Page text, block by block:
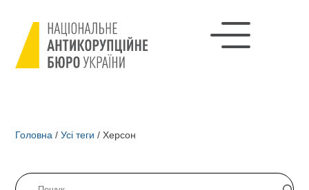
Головна / Усі теги / Херсон